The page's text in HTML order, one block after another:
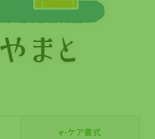
e-ケア書式